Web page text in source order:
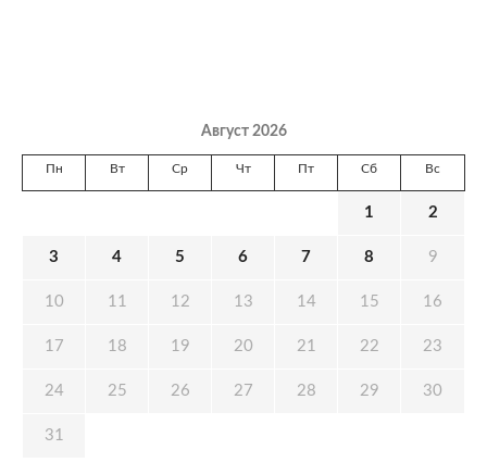
Август 2026
Пн Вт Ср Чт Пт Сб Вс
1 2
3 4 5 6 7 8 9
10 11 12 13 14 15 16
17 18 19 20 21 22 23
24 25 26 27 28 29 30
31